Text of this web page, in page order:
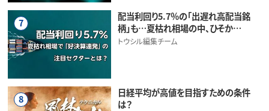
7
配当利回り5.7％の「出遅れ高配当銘
柄」も…夏枯れ相場の中、ひそか…
トウシル編集チーム
8
日経平均が高値を目指すための条件
は？